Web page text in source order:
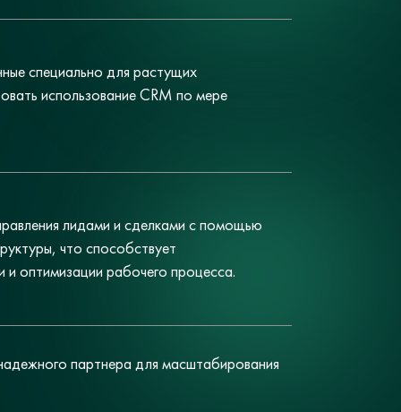
специально для растущих
использование CRM по мере
лидами и сделками с помощью
что способствует
оптимизации рабочего процесса.
партнера для масштабирования